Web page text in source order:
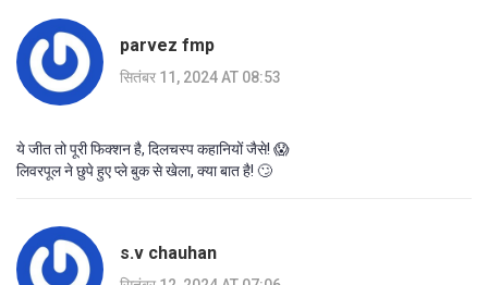
parvez fmp
सितंबर 11, 2024 AT 08:53
ये जीत तो पूरी फिक्शन है, दिलचस्प कहानियों जैसे! 😱
लिवरपूल ने छुपे हुए प्ले बुक से खेला, क्या बात है! 🙄
s.v chauhan